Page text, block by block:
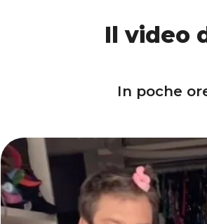
Il video
In poche